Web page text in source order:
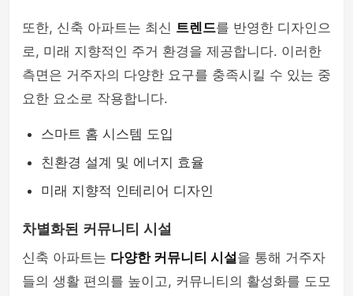
또한, 신축 아파트는 최신 트렌드를 반영한 디자인으
로, 미래 지향적인 주거 환경을 제공합니다. 이러한
측면은 거주자의 다양한 요구를 충족시킬 수 있는 중
요한 요소로 작용합니다.
스마트 홈 시스템 도입
친환경 설계 및 에너지 효율
미래 지향적 인테리어 디자인
차별화된 커뮤니티 시설
신축 아파트는 다양한 커뮤니티 시설을 통해 거주자
들의 생활 편의를 높이고, 커뮤니티의 활성화를 도모